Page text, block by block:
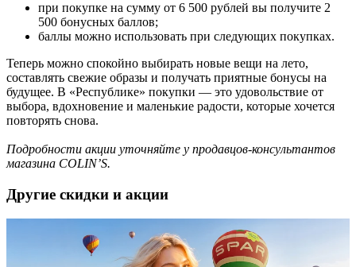
при покупке на сумму от 6 500 рублей вы получите 2
500 бонусных баллов;
баллы можно использовать при следующих покупках.
Теперь можно спокойно выбирать новые вещи на лето,
составлять свежие образы и получать приятные бонусы на
будущее. В «Республике» покупки — это удовольствие от
выбора, вдохновение и маленькие радости, которые хочется
повторять снова.
Подробности акции уточняйте у продавцов-консультантов
магазина COLIN’S.
Другие скидки и акции